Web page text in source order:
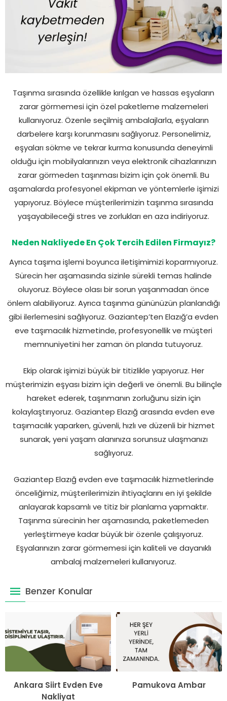
Taşınma sırasında özellikle kırılgan ve hassas eşyaların
zarar görmemesi için özel paketleme malzemeleri
kullanıyoruz. Özenle seçilmiş ambalajlarla, eşyaların
darbelere karşı korunmasını sağlıyoruz. Personelimiz,
eşyaları sökme ve tekrar kurma konusunda deneyimli
olduğu için mobilyalarınızın veya elektronik cihazlarınızın
zarar görmeden taşınması bizim için çok önemli. Bu
aşamalarda profesyonel ekipman ve yöntemlerle işimizi
yapıyoruz. Böylece müşterilerimizin taşınma sırasında
yaşayabileceği stres ve zorlukları en aza indiriyoruz.
Neden Nakliyede En Çok Tercih Edilen Firmayız?
Ayrıca taşıma işlemi boyunca iletişimimizi koparmıyoruz.
Sürecin her aşamasında sizinle sürekli temas halinde
oluyoruz. Böylece olası bir sorun yaşanmadan önce
önlem alabiliyoruz. Ayrıca taşınma gününüzün planlandığı
gibi ilerlemesini sağlıyoruz. Gaziantep’ten Elazığ’a evden
eve taşımacılık hizmetinde, profesyonellik ve müşteri
memnuniyetini her zaman ön planda tutuyoruz.
Ekip olarak işimizi büyük bir titizlikle yapıyoruz. Her
müşterimizin eşyası bizim için değerli ve önemli. Bu bilinçle
hareket ederek, taşınmanın zorluğunu sizin için
kolaylaştırıyoruz. Gaziantep Elazığ arasında evden eve
taşımacılık yaparken, güvenli, hızlı ve düzenli bir hizmet
sunarak, yeni yaşam alanınıza sorunsuz ulaşmanızı
sağlıyoruz.
Gaziantep Elazığ evden eve taşımacılık hizmetlerinde
önceliğimiz, müşterilerimizin ihtiyaçlarını en iyi şekilde
anlayarak kapsamlı ve titiz bir planlama yapmaktır.
Taşınma sürecinin her aşamasında, paketlemeden
yerleştirmeye kadar büyük bir özenle çalışıyoruz.
Eşyalarınızın zarar görmemesi için kaliteli ve dayanıklı
ambalaj malzemeleri kullanıyoruz.
Benzer Konular
Ankara Siirt Evden Eve
Nakliyat
Pamukova Ambar